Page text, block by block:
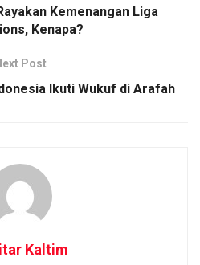
Kemenangan Liga
Kenapa?
Post
Ikuti Wukuf di Arafah
Kaltim